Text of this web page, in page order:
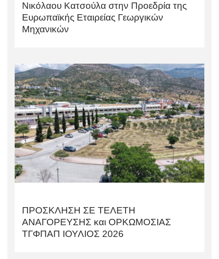
Νικόλαου Κατσούλα στην Προεδρία της
Ευρωπαϊκής Εταιρείας Γεωργικών
Μηχανικών
ΠΡΟΣΚΛΗΣΗ ΣΕ ΤΕΛΕΤΗ
AΝΑΓΟΡΕΥΣΗΣ και ΟΡΚΩΜΟΣΙΑΣ
TΓΦΠΑΠ ΙΟΥΛΙΟΣ 2026